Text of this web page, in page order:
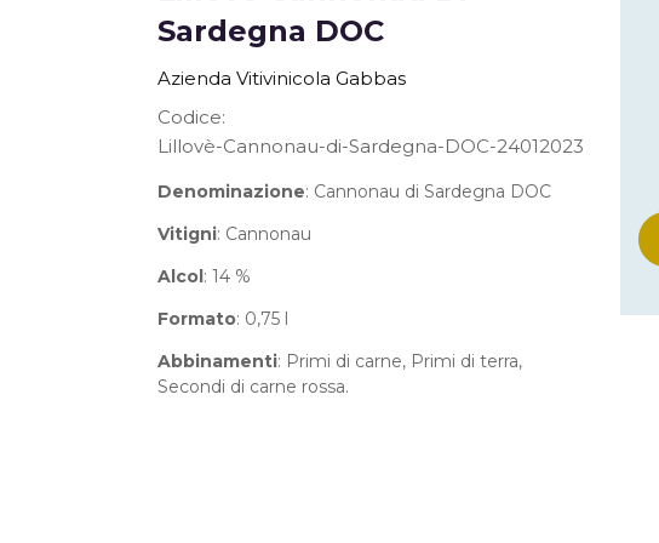
images
Sardegna DOC
Azienda Vitivinicola Gabbas
Codice
Lillovè-Cannonau-di-Sardegna-DOC-24012023
Denominazione: Cannonau di Sardegna DOC
Vitigni: Cannonau
Alcol: 14 %
Formato: 0,75 l
Abbinamenti: Primi di carne, Primi di terra,
Secondi di carne rossa.